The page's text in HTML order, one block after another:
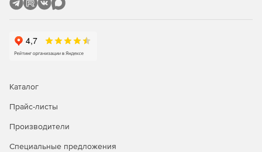
Каталог
Прайс-листы
Производители
Специальные предложения